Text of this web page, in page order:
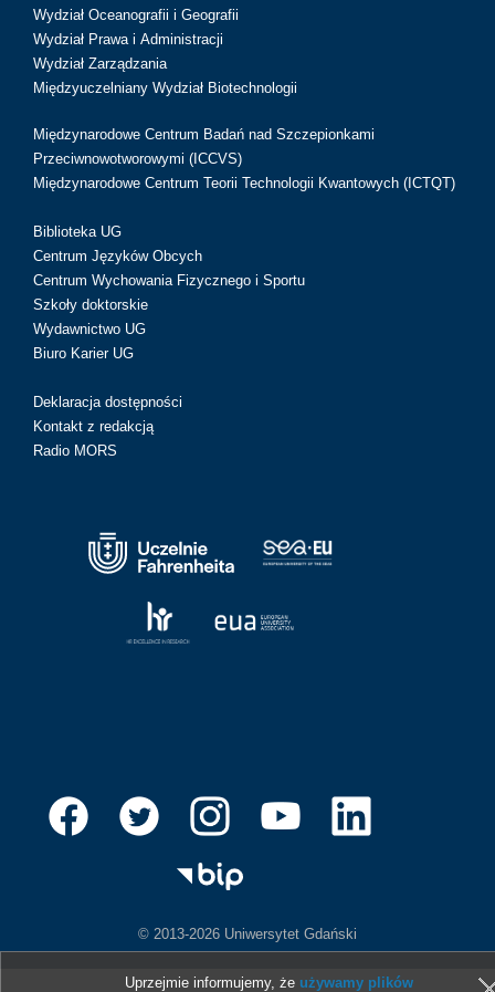
Wydział Oceanografii i Geografii
Wydział Prawa i Administracji
Wydział Zarządzania
Międzyuczelniany Wydział Biotechnologii
Międzynarodowe Centrum Badań nad Szczepionkami
Przeciwnowotworowymi (ICCVS)
Międzynarodowe Centrum Teorii Technologii Kwantowych (ICTQT)
Biblioteka UG
Centrum Języków Obcych
Centrum Wychowania Fizycznego i Sportu
Szkoły doktorskie
Wydawnictwo UG
Biuro Karier UG
Deklaracja dostępności
Kontakt z redakcją
Radio MORS
© 2013-2026 Uniwersytet Gdański
Uprzejmie informujemy, że używamy plików